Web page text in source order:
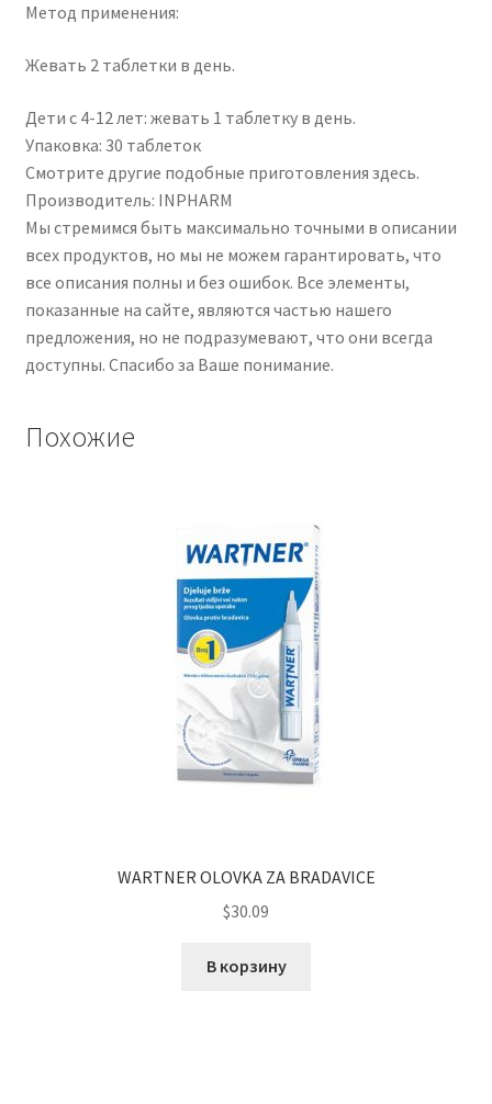
Метод применения:
Жевать 2 таблетки в день.
Дети с 4-12 лет: жевать 1 таблетку в день.
Упаковка: 30 таблеток
Смотрите другие подобные приготовления здесь.
Производитель: INPHARM
Мы стремимся быть максимально точными в описании
всех продуктов, но мы не можем гарантировать, что
все описания полны и без ошибок. Все элементы,
показанные на сайте, являются частью нашего
предложения, но не подразумевают, что они всегда
доступны. Спасибо за Ваше понимание.
Похожие
WARTNER OLOVKA ZA BRADAVICE
$30.09
В корзину